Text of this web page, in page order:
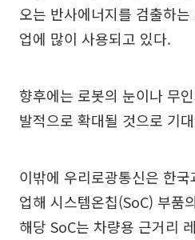
오는 반사에너지를 검출하
업에 많이 사용되고 있다.
향후에는 로봇의 눈이나 무
발적으로 확대될 것으로 기
이밖에 우리로광통신은 한
업해 시스템온칩(SoC) 부품
해당 SoC는 차량용 근거리